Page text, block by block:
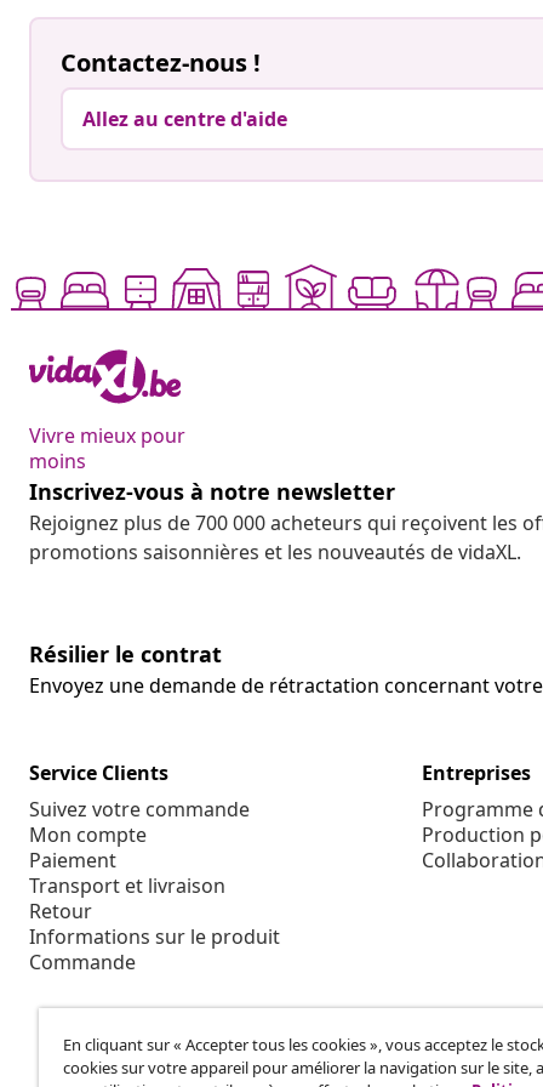
Contactez-nous !
Allez au centre d'aide
Vivre mieux pour
moins
Inscrivez-vous à notre newsletter
Rejoignez plus de 700 000 acheteurs qui reçoivent les
promotions saisonnières et les nouveautés de vidaXL.
Résilier le contrat
Envoyez une demande de rétractation concernant
Service Clients
Suivez votre commande
Mon compte
Paiement
Transport et livraison
Retour
Informations sur le produit
Commande
Entreprises
Programme
Production
En cliquant sur « Accepter tous les cookies », vous acceptez le
cookies sur votre appareil pour améliorer la navigation sur le site,